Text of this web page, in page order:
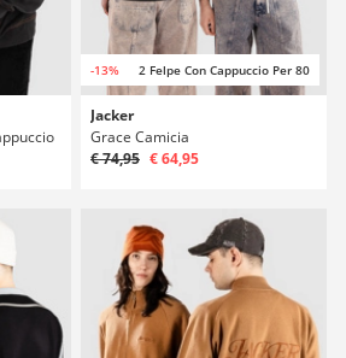
-13% 2 Felpe Con Cappuccio Per 80
Jacker
Grace Camicia
€ 74,95 € 64,95